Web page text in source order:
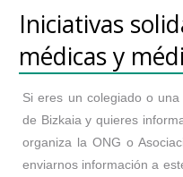
Iniciativas
médicas y
Si eres un colegiado o
de Bizkaia y quieres
organiza la ONG o
enviarnos información a